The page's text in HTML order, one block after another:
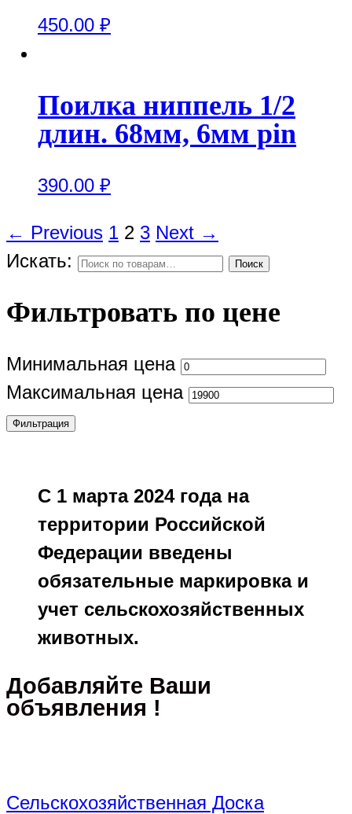
450.00 ₽
Поилка ниппель 1/2
длин. 68мм, 6мм pin
390.00 ₽
← Previous 1 2 3 Next →
Искать:
Поиск
Фильтровать по цене
Минимальная цена
Максимальная цена
Фильтрация
С 1 марта 2024 года на
территории Российской
Федерации введены
обязательные маркировка и
учет сельскохозяйственных
животных.
Добавляйте Ваши
объявления !
Сельскохозяйственная Доска